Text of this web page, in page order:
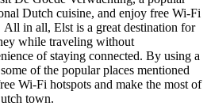
Dutch cuisine, and enjoy free Wi-Fi
in all, Elst is a great destination for
while traveling without
of staying connected. By using a
of the popular places mentioned
Wi-Fi hotspots and make the most of
town.